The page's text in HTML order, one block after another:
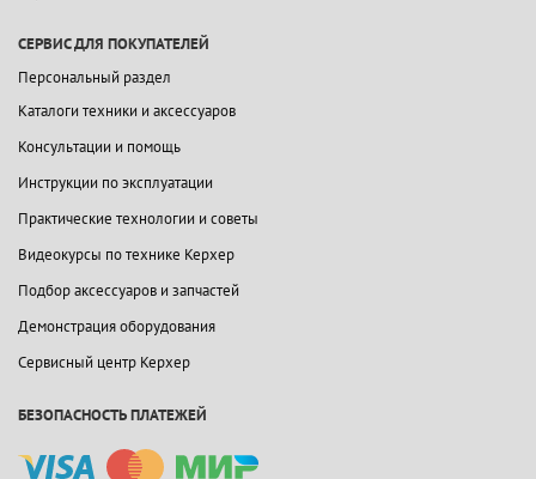
СЕРВИС ДЛЯ ПОКУПАТЕЛЕЙ
Персональный раздел
Каталоги техники и аксессуаров
Консультации и помощь
Инструкции по эксплуатации
Практические технологии и советы
Видеокурсы по технике Керхер
Подбор аксессуаров и запчастей
Демонстрация оборудования
Сервисный центр Керхер
БЕЗОПАСНОСТЬ ПЛАТЕЖЕЙ